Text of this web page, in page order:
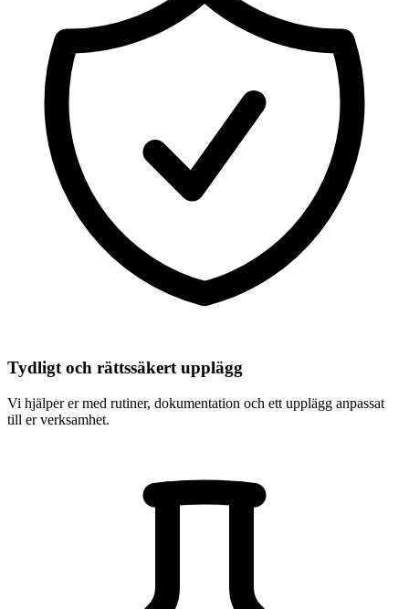
Tydligt och rättssäkert upplägg
Vi hjälper er med rutiner, dokumentation och ett upplägg anpassat
till er verksamhet.